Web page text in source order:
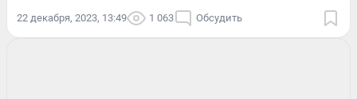
22 декабря, 2023, 13:49 1 063 Обсудить